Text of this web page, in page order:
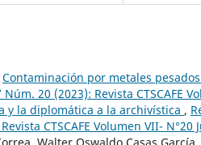
Contaminación por metales
20 (2023): Revista CTSCAFE
y la diplomática a la archivística ,
CTSCAFE Volumen VII- N°20